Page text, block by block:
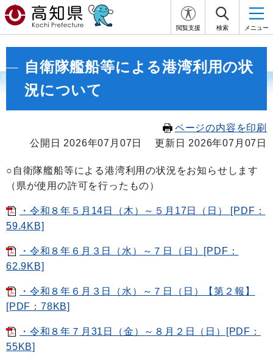
閲覧支援 検索 メニュー
自衛隊艦船等による港湾利用の状
況について
ページの内容を印刷
公開日 2026年07月07日
更新日 2026年07月07日
○自衛隊艦船等による港湾利用の状況をお知らせします
（県が使用の許可を行ったもの）
・令和８年５月14日（木）～５月17日（日） [PDF：
59.4KB]
・令和８年６月３日（水）～７日（日）[PDF：
62.9KB]
・令和８年６月３日（水）～７日（日）【第２報】
[PDF：78KB]
・令和８年７月31日（金）～８月２日（日）[PDF：
55KB]